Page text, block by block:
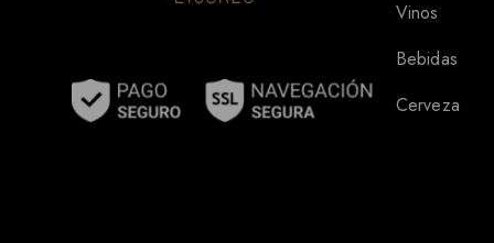
Vinos
Bebidas
Cerveza